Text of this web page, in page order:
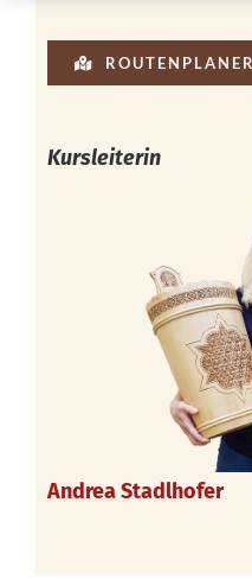
ROUTENPLANER
Kursleiterin
Andrea Stadlhofer